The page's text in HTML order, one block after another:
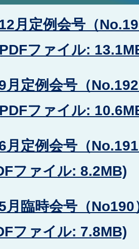
月定例会号（
ファイル:
月定例会号（
ファイル:
月定例会号（
ファイル: 8.2MB)
月臨時会号（
ファイル: 7.8MB)